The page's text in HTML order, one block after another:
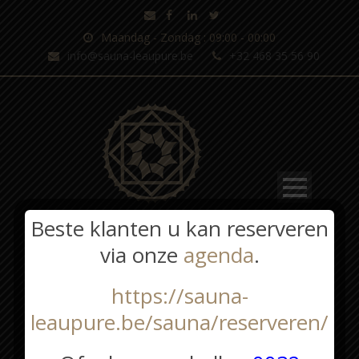
Maandag - Zondag : 09:00 - 00:00
info@sauna-leaupure.be
+32 468 35 56 90
Beste klanten u kan reserveren
via onze agenda.
https://sauna-
leaupure.be/sauna/reserveren/